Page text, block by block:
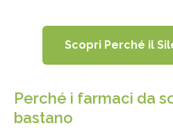
Scopri Perché il
Perché i farmaci da
bastano